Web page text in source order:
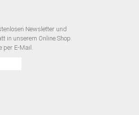
Newsletter und
in unserem Online Shop.
per E-Mail.